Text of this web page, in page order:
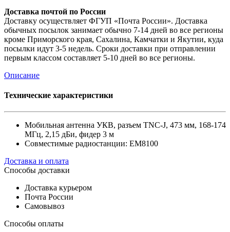
Доставка почтой по России
Доставку осуществляет ФГУП «Почта России». Доставка
обычных посылок занимает обычно 7-14 дней во все регионы
кроме Приморского края, Сахалина, Камчатки и Якутии, куда
посылки идут 3-5 недель. Сроки доставки при отправлении
первым классом составляет 5-10 дней во все регионы.
Описание
Технические характеристики
Мобильная антенна УКВ, разъем TNC-J, 473 мм, 168-174
МГц, 2,15 дБи, фидер 3 м
Совместимые радиостанции: EM8100
Доставка и оплата
Способы доставки
Доставка курьером
Почта России
Самовывоз
Способы оплаты